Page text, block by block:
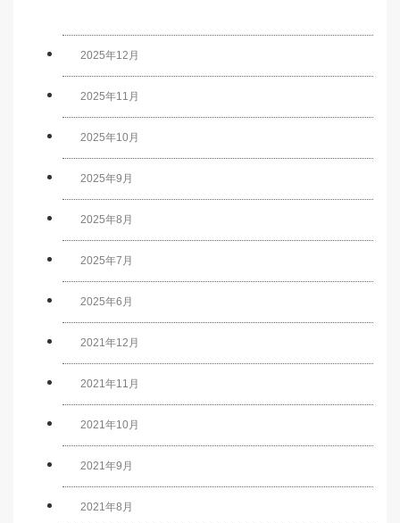
2025年12月
2025年11月
2025年10月
2025年9月
2025年8月
2025年7月
2025年6月
2021年12月
2021年11月
2021年10月
2021年9月
2021年8月